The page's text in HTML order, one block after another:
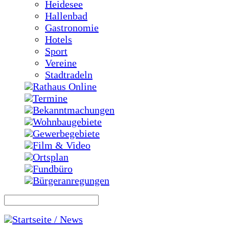
Heidesee
Hallenbad
Gastronomie
Hotels
Sport
Vereine
Stadtradeln
Rathaus Online
Termine
Bekanntmachungen
Wohnbaugebiete
Gewerbegebiete
Film & Video
Ortsplan
Fundbüro
Bürgeranregungen
Startseite / News